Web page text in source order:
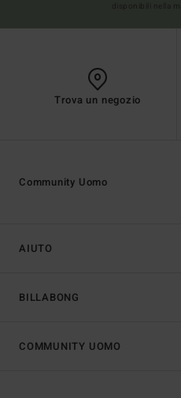
Trova un negozio
AIUTO
BILLABONG
Community Uomo
COMMUNITY UOMO